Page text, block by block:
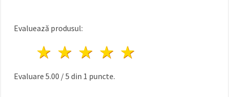
Evaluează produsul:
4 stele
3 stele
2 stele
1 stea
Evaluare 5.00 /5 din 1 puncte.